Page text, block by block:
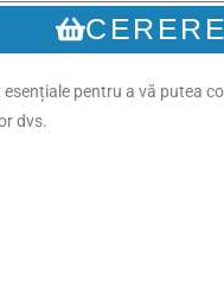
pentru a vă putea
dvs.